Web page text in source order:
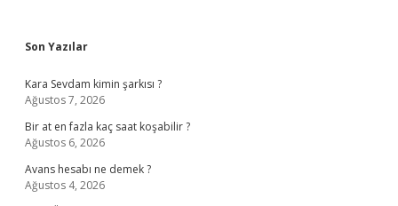
Sidebar
Son Yazılar
Kara Sevdam kimin şarkısı ?
Ağustos 7, 2026
Bir at en fazla kaç saat koşabilir ?
Ağustos 6, 2026
Avans hesabı ne demek ?
Ağustos 4, 2026